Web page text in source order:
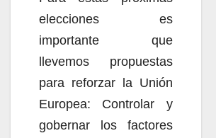
elecciones es
importante que
llevemos propuestas
para reforzar la Unión
Europea: Controlar y
gobernar los factores